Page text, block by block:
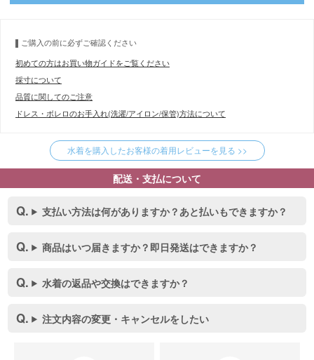
ご購入の前に必ずご確認ください
初めての方はお買い物ガイドをご覧ください
採寸について
品質に関してのご注意
ドレス・ボレロのお手入れ(洗濯/アイロン/保管)方法について
水着を購入したお客様の着用レビューを見る >>
配送・支払について
支払い方法は何がありますか？あと払いもできますか？
商品はいつ届きますか？即日発送はできますか？
水着の返品や交換はできますか？
注文内容の変更・キャンセルをしたい